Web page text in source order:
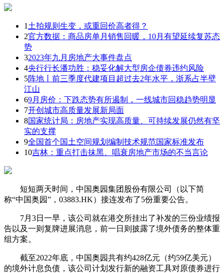
1 土拍规则生变，或重回价高者得？
2官方数据：商品房单月销售回暖，10月有望延续复苏态
势
32023年九月房地产大事件盘点
4央行行长潘功胜：稳妥化解大型房企债券违约风险
5阵地丨前三季度代建项目超过去2年水平，浙系占半壁
江山
69月房价：下跌态势有所遏制，一线城市回稳趋势明显
7开创城市高质量发展新局面
8国家统计局：房地产实现高质量、可持续发展仍然有坚
实的支撑
9全国首个国土空间规划编制技术规范国家标准发布
10吉林：重点打击抹黑、唱衰房地产市场的不当言论
短短两天时间，中国奥园集团股份有限公司（以下简
称“中国奥园”，03883.HK）接连发布了5份重要公告。
7月3日一早，该公司就在港交所挂出了补发的三份业绩报
告以及一则复牌进展消息，前一日则披露了境外债务的整体重
组方案。
截至2022年底，中国奥园共有约428亿元（约59亿美元）
的境外计息负债，该公司计划发行新的融资工具对原债券进行